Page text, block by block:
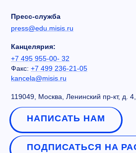
Пресс-служба
press@edu.misis.ru
Канцелярия:
+7 495 955-00- 32
Факс: +7 499 236-21-05
kancela@misis.ru
119049, Москва, Ленинский пр-кт, д. 4,
НАПИСАТЬ НАМ
ПОДПИСАТЬСЯ НА